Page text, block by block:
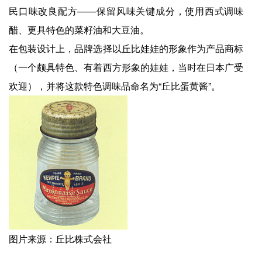
民口味改良配方——保留风味关键成分，使用西式调味
醋、更具特色的菜籽油和大豆油。
在包装设计上，品牌选择以丘比娃娃的形象作为产品商标
（一个颇具特色、有着西方形象的娃娃，当时在日本广受
欢迎），并将这款特色调味品命名为“丘比蛋黄酱”。
图片来源：丘比株式会社